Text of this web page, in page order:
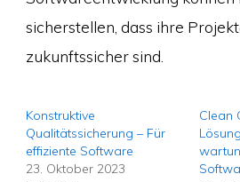
sicherstellen, dass ihre
zukunftssicher sind.
Konstruktive
Qualitätssicherung – Für
effiziente Software
23. Oktober 2023
Clean